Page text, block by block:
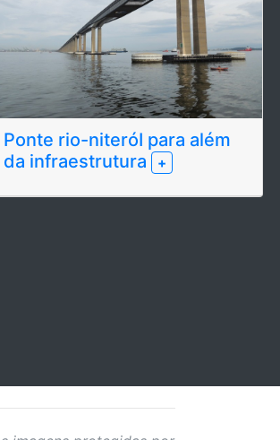
Ponte rio-niteróI para além
da infraestrutura +